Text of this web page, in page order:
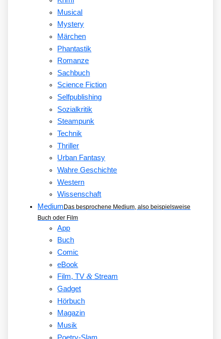
Musical
Mystery
Märchen
Phantastik
Romanze
Sachbuch
Science Fiction
Selfpublishing
Sozialkritik
Steampunk
Technik
Thriller
Urban Fantasy
Wahre Geschichte
Western
Wissenschaft
MediumDas besprochene Medium, also beispielsweise
Buch oder Film
App
Buch
Comic
eBook
Film, TV&Stream
Gadget
Hörbuch
Magazin
Musik
Poetry-Slam